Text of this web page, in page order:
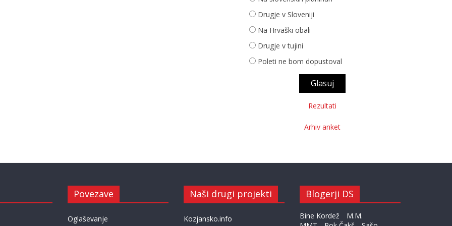
Drugje v Sloveniji
Na Hrvaški obali
Drugje v tujini
Poleti ne bom dopustoval
Rezultati
Arhiv anket
Povezave
Oglaševanje
Naši drugi projekti
Kozjansko.info
Blogerji DS
Bine Kordež
M.M.